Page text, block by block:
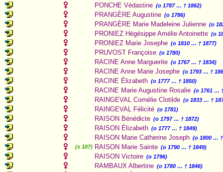
PONCHE Védastine (o 1787 … † 1862)
PRANGÈRE Augustine (o 1786)
PRANGÈRE Marie Madeleine Julienne (o
PRONIEZ Hégésippe Amélie Antoinette (o
PRONIEZ Marie Josephe (o 1810 … † 1877)
PRUVOST Françoise (o 1780)
RACINE Anne Marguerite (o 1767 … † 1834)
RACINE Anne Marie Josephe (o 1793 … †
RACINE Élizabeth (o 1777 … † 1850)
RACINE Marie Augustine Rosalie (o 1761 …
RAINGEVAL Cornélie Clotilde (o 1833 … †
RAINGEVAL Félicité (o 1781)
RAISON Bénédicte (o 1797 … † 1872)
RAISON Élizabeth (o 1777 … † 1849)
RAISON Marie Catherine Joseph (o 1800 …
(s 107) RAISON Marie Sainte (o 1790 … † 1849)
RAISON Victoire (o 1796)
RAMBAUX Albertine (o 1780 … † 1846)